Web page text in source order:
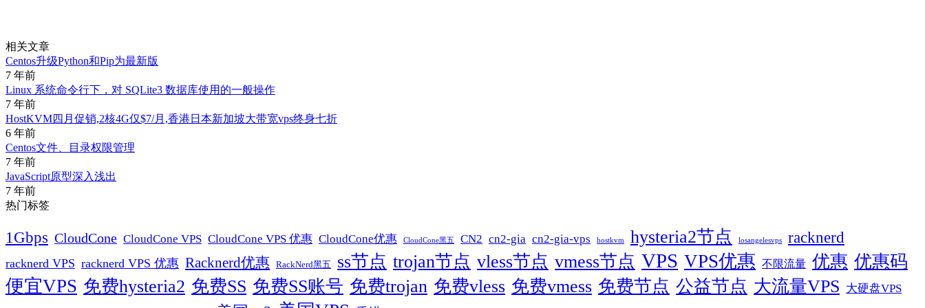
相关文章
Centos升级Python和Pip为最新版
7 年前
Linux 系统命令行下，对 SQLite3 数据库使用的一般操作
7 年前
HostKVM四月促销,2核4G仅$7/月,香港日本新加坡大带宽vps终身七折
6 年前
Centos文件、目录权限管理
7 年前
JavaScript原型深入浅出
7 年前
热门标签
1Gbps CloudCone CloudCone VPS CloudCone VPS 优惠 CloudCone优惠 CloudCone黑五 CN2 cn2-gia cn2-gia-vps hostkvm hysteria2节点 losangelesvps racknerd
racknerd VPS racknerd VPS 优惠 Racknerd优惠 RackNerd黑五 ss节点 trojan节点 vless节点 vmess节点 VPS VPS优惠 不限流量 优惠 优惠码
便宜VPS 免费hysteria2 免费SS 免费SS账号 免费trojan 免费vless 免费vmess 免费节点 公益节点 大流量VPS 大硬盘VPS